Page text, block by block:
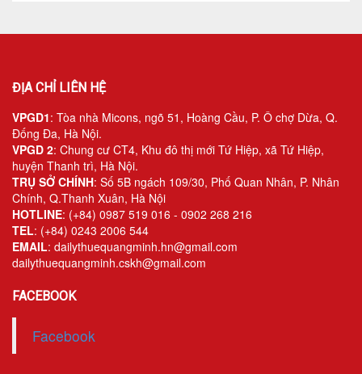
ĐỊA CHỈ LIÊN HỆ
VPGD1: Tòa nhà Micons, ngõ 51, Hoàng Cầu, P. Ô chợ Dừa, Q.
Đống Đa, Hà Nội.
VPGD 2: Chung cư CT4, Khu đô thị mới Tứ Hiệp, xã Tứ Hiệp,
huyện Thanh trì, Hà Nội.
TRỤ SỞ CHÍNH: Số 5B ngách 109/30, Phố Quan Nhân, P. Nhân
Chính, Q.Thanh Xuân, Hà Nội
HOTLINE: (+84) 0987 519 016 - 0902 268 216
TEL: (+84) 0243 2006 544
EMAIL: dailythuequangminh.hn@gmail.com
dailythuequangminh.cskh@gmail.com
FACEBOOK
Facebook